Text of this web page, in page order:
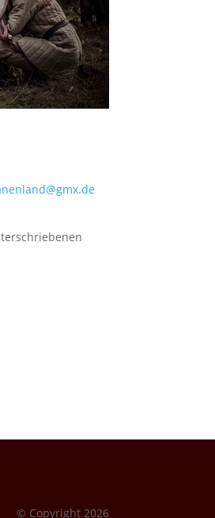
© Copyright 2026